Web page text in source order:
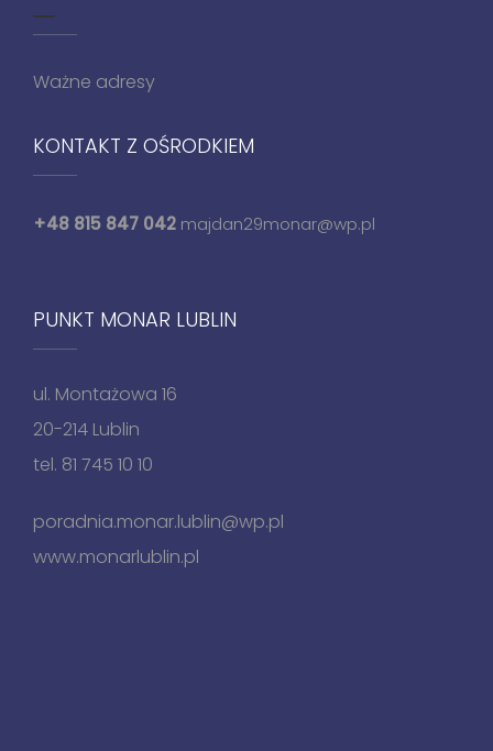
Ważne adresy
KONTAKT Z OŚRODKIEM
+48 815 847 042 majdan29monar@wp.pl
PUNKT MONAR LUBLIN
ul. Montażowa 16
20-214 Lublin
tel. 81 745 10 10
poradnia.monar.lublin@wp.pl
www.monarlublin.pl